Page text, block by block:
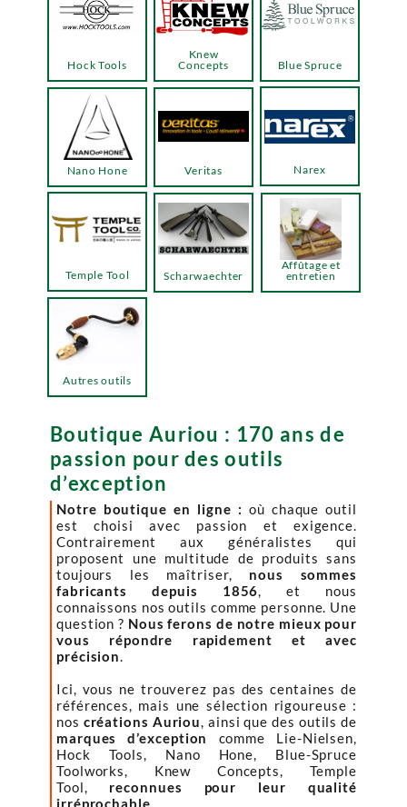
Boutique Auriou : 170 ans de
passion pour des outils
d’exception
Notre boutique en ligne : où chaque outil
est choisi avec passion et exigence.
Contrairement aux généralistes qui
proposent une multitude de produits sans
toujours les maîtriser, nous sommes
fabricants depuis 1856, et nous
connaissons nos outils comme personne. Une
question ? Nous ferons de notre mieux pour
vous répondre rapidement et avec
précision.
Ici, vous ne trouverez pas des centaines de
références, mais une sélection rigoureuse :
nos créations Auriou, ainsi que des outils de
marques d’exception
comme Lie-Nielsen,
Hock Tools, Nano Hone, Blue-Spruce
Toolworks, Knew Concepts, Temple
Tool, reconnues pour leur qualité
irréprochable.
Hock Tools
Knew
Concepts
Temple Tool
Blue Spruce
Narex
Veritas
Nano Hone
Autres outils
Scharwaechter
Affûtage et
entretien